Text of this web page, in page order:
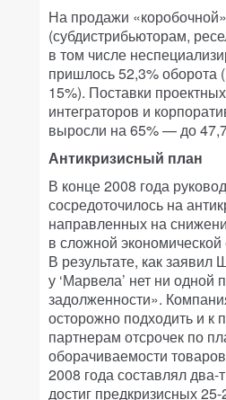
На продажи
(субдистрибьюторам,
в том числе
пришлось 52,3% оборота
15%). Поставки
интеграторов и
выросли на 65% — до
Антикризисный план
В конце 2008 года
сосредоточилось на
направленных на
в сложной экономической
В результате, как
у ‘Марвела’ нет ни одной
задолженности».
осторожно подходить и к
партнерам отсрочек по
оборачиваемости
2008 года составлял два-
достиг предкризисных